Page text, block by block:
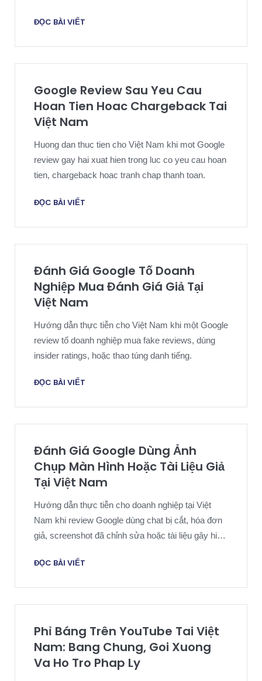
bằng chứng.
ĐỌC BÀI VIẾT
Google Review Sau Yeu Cau
Hoan Tien Hoac Chargeback Tai
Việt Nam
Huong dan thuc tien cho Việt Nam khi mot Google
review gay hai xuat hien trong luc co yeu cau hoan
tien, chargeback hoac tranh chap thanh toan.
ĐỌC BÀI VIẾT
Đánh Giá Google Tố Doanh
Nghiệp Mua Đánh Giá Giả Tại
Việt Nam
Hướng dẫn thực tiễn cho Việt Nam khi một Google
review tố doanh nghiệp mua fake reviews, dùng
insider ratings, hoặc thao túng danh tiếng.
ĐỌC BÀI VIẾT
Đánh Giá Google Dùng Ảnh
Chụp Màn Hình Hoặc Tài Liệu Giả
Tại Việt Nam
Hướng dẫn thực tiễn cho doanh nghiệp tại Việt
Nam khi review Google dùng chat bị cắt, hóa đơn
giả, screenshot đã chỉnh sửa hoặc tài liệu gây hiểu
ĐỌC BÀI VIẾT
Phỉ Báng Trên YouTube Tai Việt
Nam: Bang Chung, Goi Xuong
Va Ho Tro Phap Ly